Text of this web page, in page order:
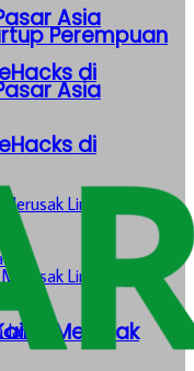
Asia
di
Merusak
Perempuan
Asia
di